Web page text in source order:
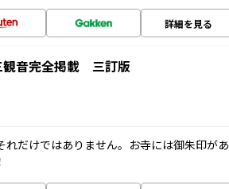
詳細を見る
音完全掲載 三訂版
だけではありません。お寺には御朱印があ